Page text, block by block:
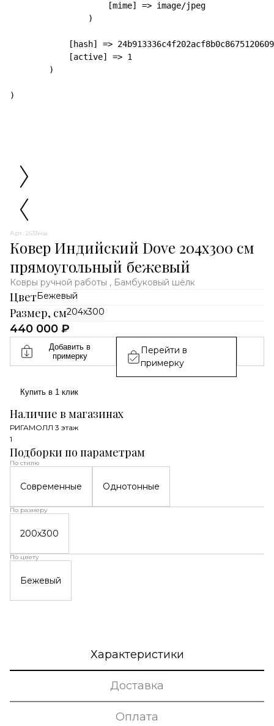
                    [mime] => image/jpeg
                )
[hash] =>
            [active] => 1
        )
Арт. 2633нш
Ковер Индийский Dove 204x300 см
прямоугольный бежевый
Ковры ручной работы , Бамбуковый шёлк
ЦветБежевый
Размер, см204x300
440 000 ₽
Добавить в
примерку
Перейти в
примерку
Купить в 1 клик
Наличие в магазинах
РИГАМОЛЛ 3 этаж
1
Подборки по параметрам
По стилю
Современные Однотонные
По размеру
200x300
По цвету
Бежевый
Характеристики
Доставка
Оплата